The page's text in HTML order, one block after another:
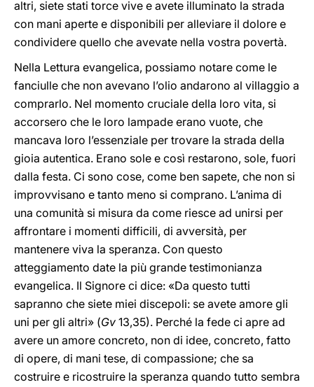
altri, siete stati torce vive e avete illuminato la strada
con mani aperte e disponibili per alleviare il dolore e
condividere quello che avevate nella vostra povertà.
Nella Lettura evangelica, possiamo notare come le
fanciulle che non avevano l’olio andarono al villaggio a
comprarlo. Nel momento cruciale della loro vita, si
accorsero che le loro lampade erano vuote, che
mancava loro l’essenziale per trovare la strada della
gioia autentica. Erano sole e così restarono, sole, fuori
dalla festa. Ci sono cose, come ben sapete, che non si
improvvisano e tanto meno si comprano. L’anima di
una comunità si misura da come riesce ad unirsi per
affrontare i momenti difficili, di avversità, per
mantenere viva la speranza. Con questo
atteggiamento date la più grande testimonianza
evangelica. Il Signore ci dice: «Da questo tutti
sapranno che siete miei discepoli: se avete amore gli
uni per gli altri» (Gv 13,35). Perché la fede ci apre ad
avere un amore concreto, non di idee, concreto, fatto
di opere, di mani tese, di compassione; che sa
costruire e ricostruire la speranza quando tutto sembra